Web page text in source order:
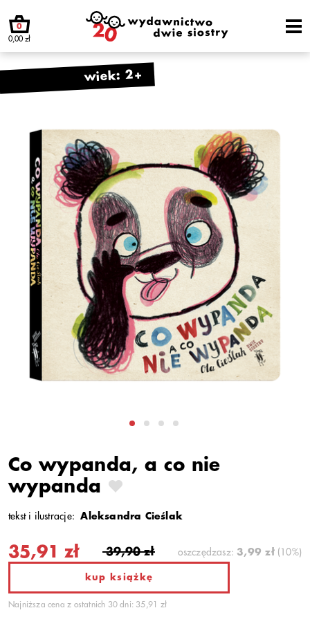
0
0,00 zł
wiek: 2+
Co wypanda, a co nie
wypanda
tekst i ilustracje: Aleksandra Cieślak
35,91 zł 39,90 zł oszczędzasz:3,99 zł(10%)
kup książkę
Najniższa cena z ostatnich 30 dni: 35,91 zł